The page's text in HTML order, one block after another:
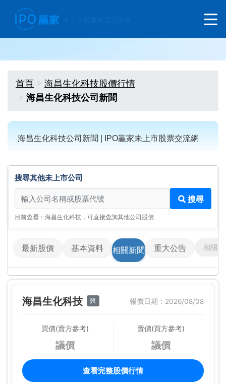
首頁
海昌生化科技股價行情
海昌生化科技公司新聞
海昌生化科技公司新聞 | IPO贏家未上市股票交流網
搜尋其他未上市公司
搜尋其他未上市公司
搜尋
目前查看：海昌生化科技，可直接查詢其他公司股價
最新股價 基本資料 相關新聞 重大公告 相關影
海昌生化科技 興 報價日期：2026/08/08
買價(賣方參考)
議價
賣價(買方參考)
議價
查看完整股價行情